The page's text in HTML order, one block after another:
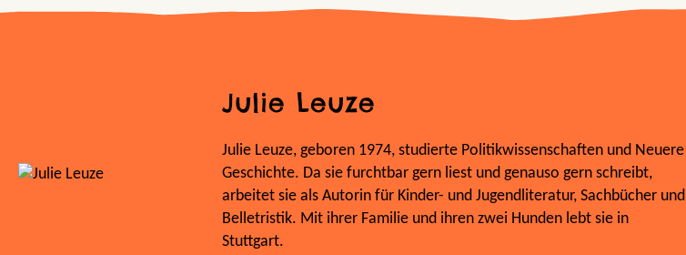
Julie Leuze
Julie Leuze, geboren 1974, studierte Politikwissenschaften und Neuere
Geschichte. Da sie furchtbar gern liest und genauso gern schreibt,
arbeitet sie als Autorin für Kinder- und Jugendliteratur, Sachbücher und
Belletristik. Mit ihrer Familie und ihren zwei Hunden lebt sie in
Stuttgart.